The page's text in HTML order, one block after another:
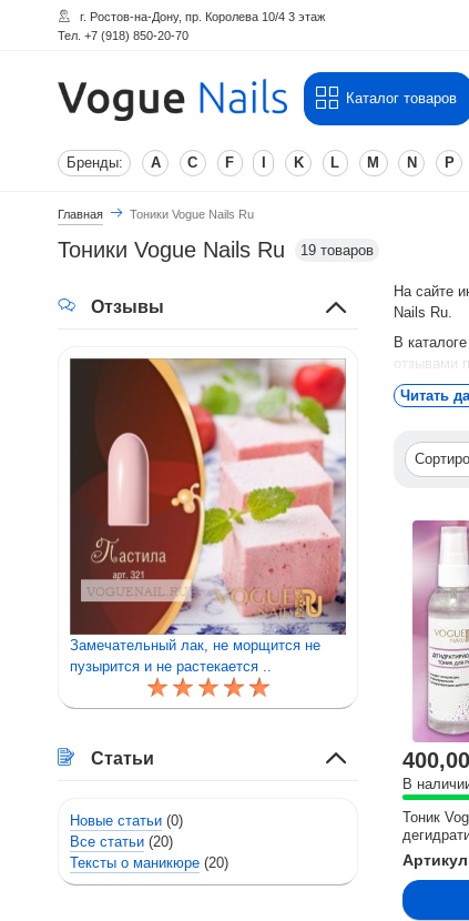
г. Ростов-на-Дону, пр. Королева 10/4 3 этаж
Тел. +7 (918) 850-20-70
Каталог товаров
Бренды: A C F K L M N P
Главная Тоники Vogue Nails Ru
Тоники Vogue Nails Ru 19 товаров
На сайте
Nails Ru.
В
отзывами
Для того
Читать
В
Тоник
Отзывы
Замечательный лак, не морщится не
пузырится и не растекается ..
Статьи
Новые статьи (0)
Все статьи (20)
Тексты о маникюре (20)